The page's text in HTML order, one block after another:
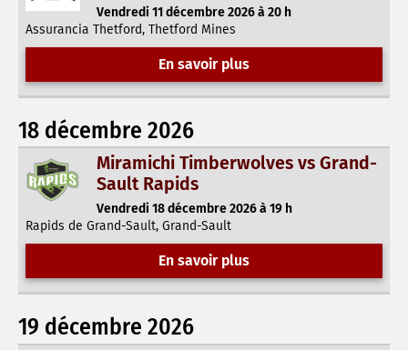
Vendredi 11 décembre 2026 à 20 h
Assurancia Thetford, Thetford Mines
En savoir plus
18 décembre 2026
Miramichi Timberwolves vs Grand-
Sault Rapids
Vendredi 18 décembre 2026 à 19 h
Rapids de Grand-Sault, Grand-Sault
En savoir plus
19 décembre 2026